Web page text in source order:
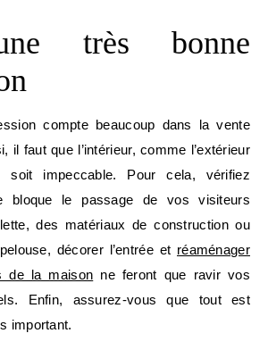
très bonne
compte beaucoup dans la vente
il faut que l’intérieur, comme l’extérieur
soit impeccable. Pour cela, vérifiez
bloque le passage de vos visiteurs
des matériaux de construction ou
décorer l’entrée et réaménager
de la maison ne feront que ravir vos
Enfin, assurez-vous que tout est
important.